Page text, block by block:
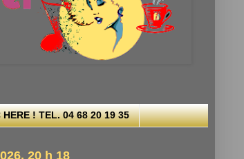
HERE ! TEL. 04 68 20 19 35